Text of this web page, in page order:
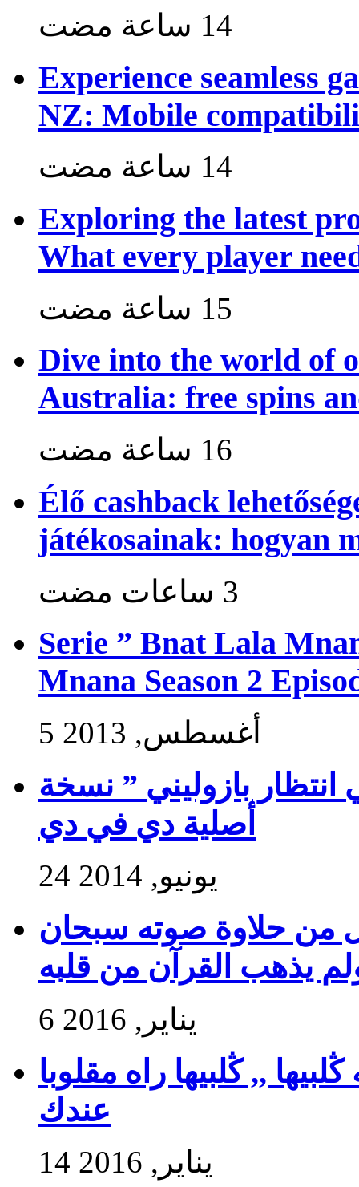
Experience seamless
NZ: Mobile
Exploring the latest
What every player
Dive into the world of
Australia: free spins
Élő cashback
játékosainak: hogyan
Serie ” Bnat Lala
Mnana Season 2
5 أغسطس, 2013
بازوليني ” نسخة
أصلية دي في دي
24 يونيو, 2014
من حلاوة صوته سبحان
يذهب القرآن من قلبه
6 يناير, 2016
,, ڭلبيها راه مقلوبا
عندك
14 يناير, 2016